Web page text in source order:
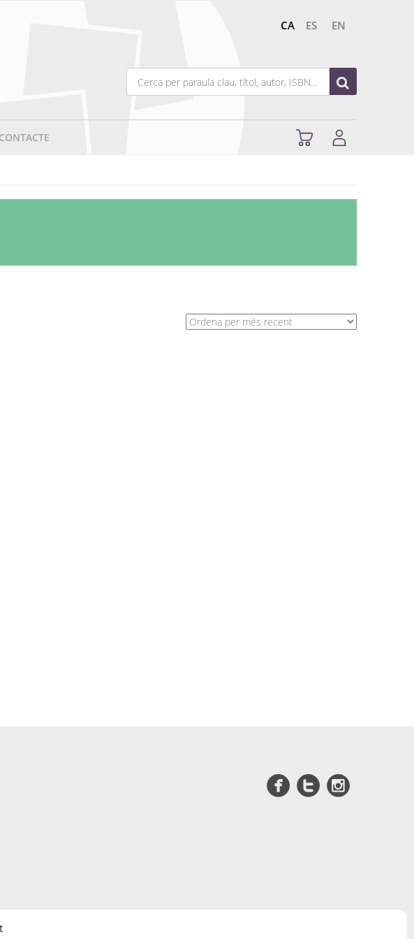
CA ES EN
CONTACTE